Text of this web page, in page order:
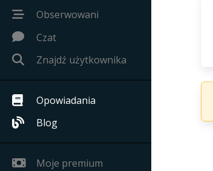
Obserwowani
Czat
Znajdź użytkownika
Opowiadania
Blog
Moje premium